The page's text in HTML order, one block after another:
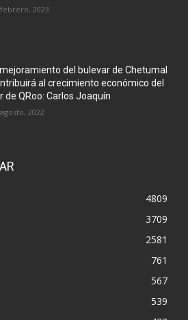
2023
mejoramiento del bulevar de Chetumal
al crecimiento económico del
de QRoo: Carlos Joaquín
2022
4809
3709
2581
761
567
539